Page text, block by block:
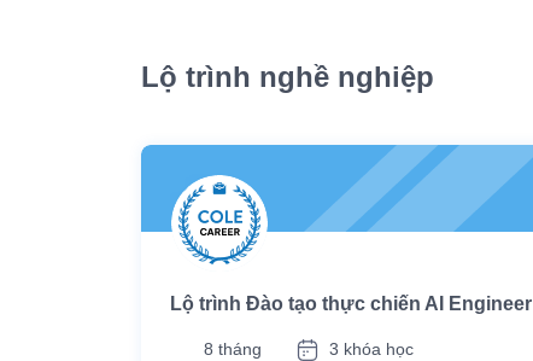
Lộ trình nghề nghiệp
Lộ trình Đào tạo thực chiến AI Engineer
8 tháng 3 khóa học